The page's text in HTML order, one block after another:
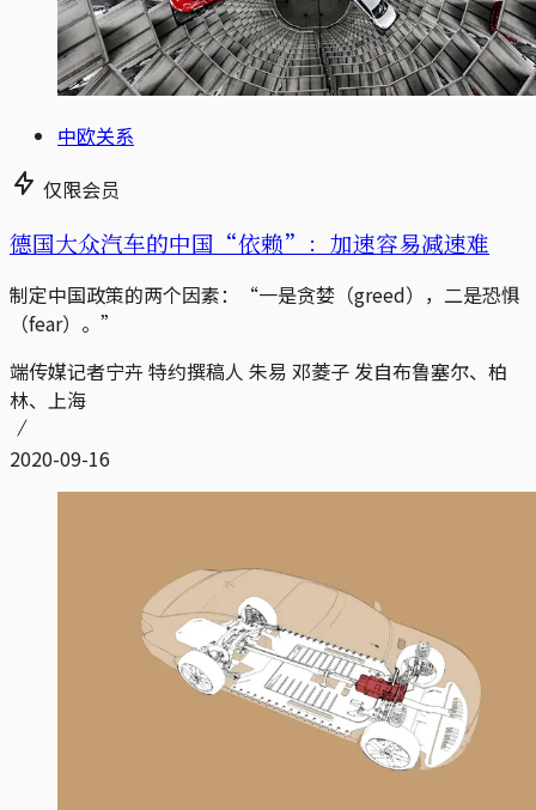
中欧关系
仅限会员
德国大众汽车的中国“依赖”：加速容易减速难
制定中国政策的两个因素：“一是贪婪（greed），二是恐惧
（fear）。”
端传媒记者宁卉 特约撰稿人 朱易 邓菱子 发自布鲁塞尔、柏
林、上海
2020-09-16